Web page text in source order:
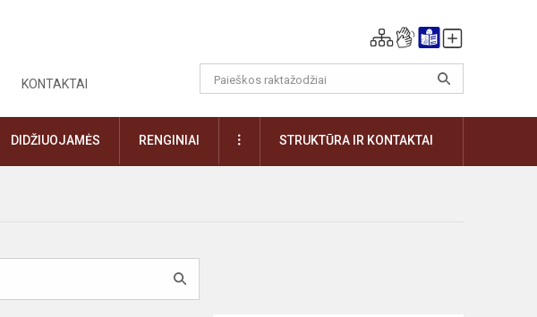
KONTAKTAI
DIDŽIUOJAMĖS RENGINIAI DAUGIAUSTRUKTŪRA IR KONTAKTAI